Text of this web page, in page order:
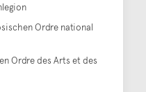
Ordre national
Ordre des Arts et des